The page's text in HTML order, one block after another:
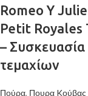
Romeo Y
Petit Royales
– Συσκευασία
τεμαχίων
Πούρα, Πουρα Kούβας